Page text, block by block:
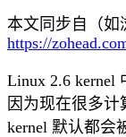
本文同步自（如
https://
Linux 2.6 kernel
因为现在很多计
kernel 默认都会